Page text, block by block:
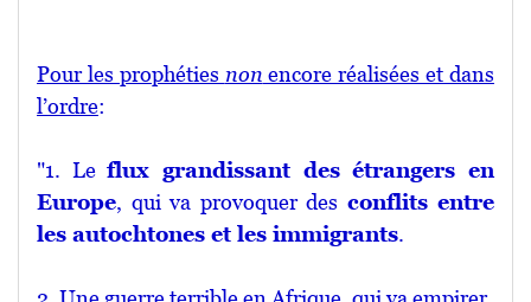
Pour les prophéties non encore réalisées et dans
l’ordre:
"1. Leflux grandissant des étrangers en
Europe, qui va provoquer des conflits entre
les autochtones et les immigrants.